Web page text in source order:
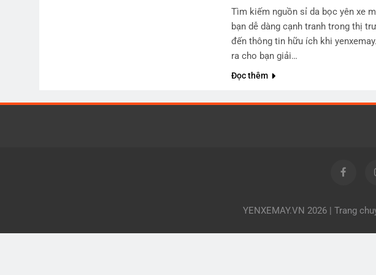
Tìm kiếm nguồn sỉ da bọc yên xe
bạn dễ dàng cạnh tranh trong thị
đến thông tin hữu ích khi
ra cho bạn giải…
Đọc thêm
YENXEMAY.VN 2026 | Trang